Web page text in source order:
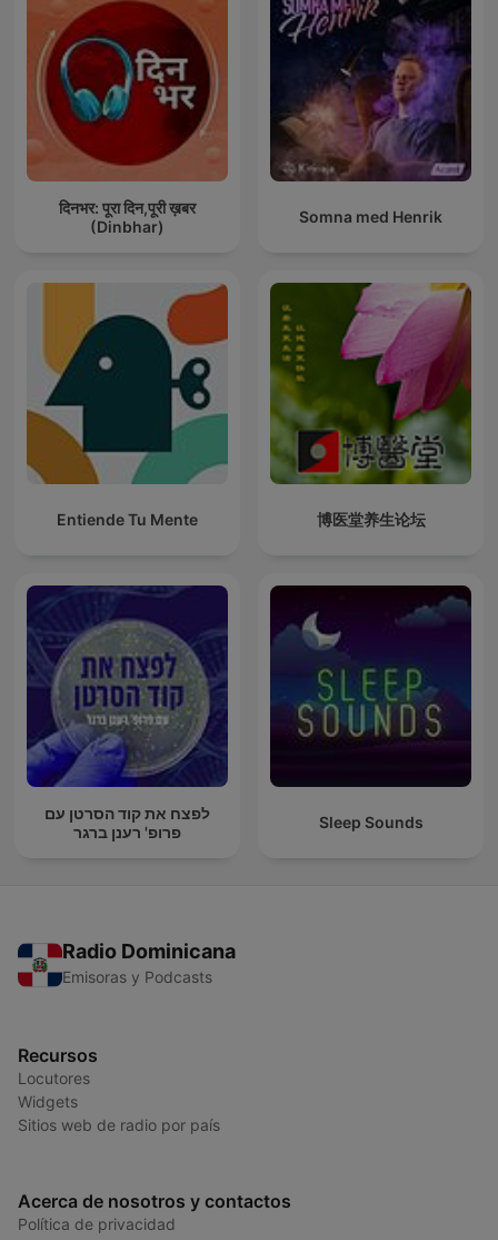
दिनभर: पूरा दिन,पूरी ख़बर
(Dinbhar)
Somna med Henrik
Entiende Tu Mente 博医堂养生论坛
לפצח את קוד הסרטן עם
פרופ' רענן ברגר
Sleep Sounds
Radio Dominicana
Emisoras y Podcasts
Recursos
Locutores
Widgets
Sitios web de radio por país
Acerca de nosotros y contactos
Política de privacidad